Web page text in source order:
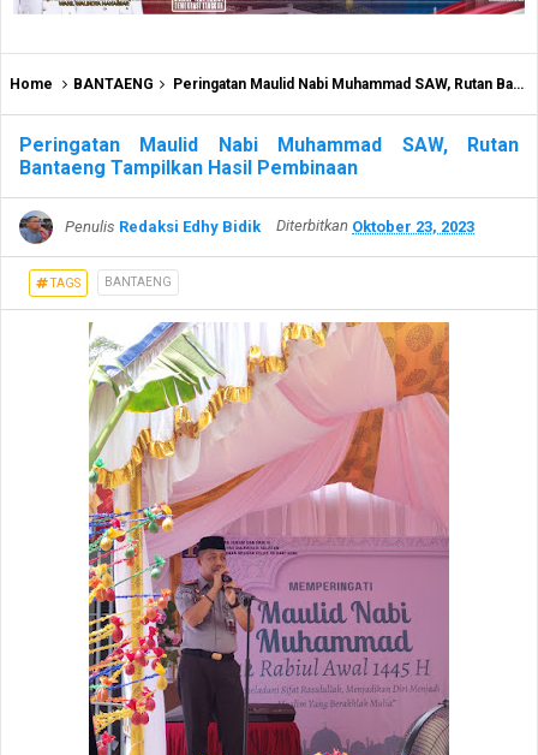
Home BANTAENG Peringatan Maulid Nabi Muhammad SAW, Rutan Bantaeng Tampilkan Hasil Pembinaan
Peringatan Maulid Nabi Muhammad SAW, Rutan
Bantaeng Tampilkan Hasil Pembinaan
Penulis Redaksi Edhy Bidik Diterbitkan Oktober 23, 2023
TAGS BANTAENG